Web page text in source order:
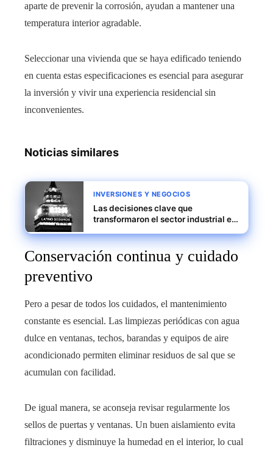
aparte de prevenir la corrosión, ayudan a mantener una
temperatura interior agradable.
Seleccionar una vivienda que se haya edificado teniendo
en cuenta estas especificaciones es esencial para asegurar
la inversión y vivir una experiencia residencial sin
inconvenientes.
Noticias similares
INVERSIONES Y NEGOCIOS
Las decisiones clave que
transformaron el sector industrial en
Conservación continua y cuidado
preventivo
Pero a pesar de todos los cuidados, el mantenimiento
constante es esencial. Las limpiezas periódicas con agua
dulce en ventanas, techos, barandas y equipos de aire
acondicionado permiten eliminar residuos de sal que se
acumulan con facilidad.
De igual manera, se aconseja revisar regularmente los
sellos de puertas y ventanas. Un buen aislamiento evita
filtraciones y disminuye la humedad en el interior, lo cual